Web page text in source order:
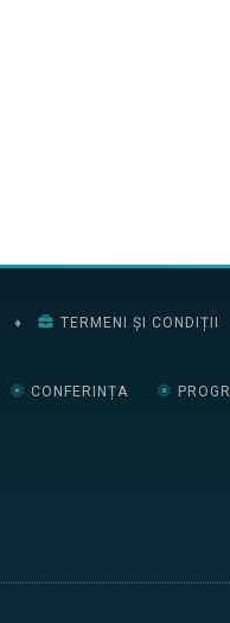
♦ TERMENI ȘI CONDIȚII
CONFERINȚA